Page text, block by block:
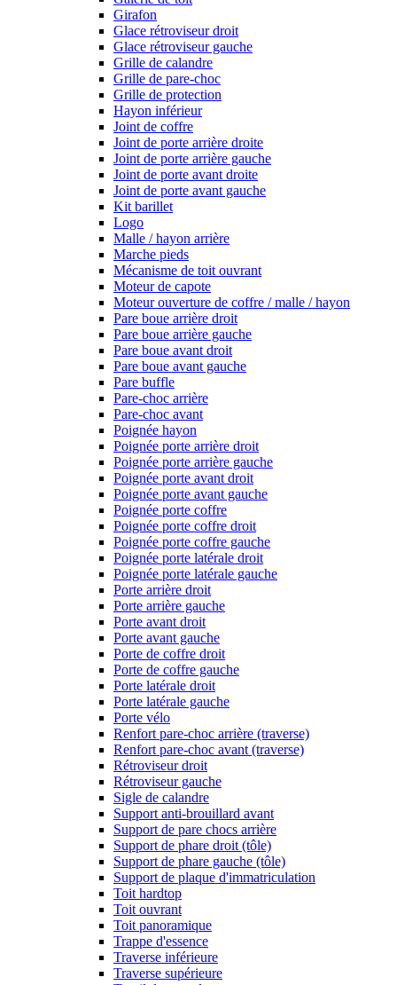
Girafon
Glace rétroviseur droit
Glace rétroviseur gauche
Grille de calandre
Grille de pare-choc
Grille de protection
Hayon inférieur
Joint de coffre
Joint de porte arrière droite
Joint de porte arrière gauche
Joint de porte avant droite
Joint de porte avant gauche
Kit barillet
Logo
Malle / hayon arrière
Marche pieds
Mécanisme de toit ouvrant
Moteur de capote
Moteur ouverture de coffre / malle / hayon
Pare boue arrière droit
Pare boue arrière gauche
Pare boue avant droit
Pare boue avant gauche
Pare buffle
Pare-choc arrière
Pare-choc avant
Poignée hayon
Poignée porte arrière droit
Poignée porte arrière gauche
Poignée porte avant droit
Poignée porte avant gauche
Poignée porte coffre
Poignée porte coffre droit
Poignée porte coffre gauche
Poignée porte latérale droit
Poignée porte latérale gauche
Porte arrière droit
Porte arrière gauche
Porte avant droit
Porte avant gauche
Porte de coffre droit
Porte de coffre gauche
Porte latérale droit
Porte latérale gauche
Porte vélo
Renfort pare-choc arrière (traverse)
Renfort pare-choc avant (traverse)
Rétroviseur droit
Rétroviseur gauche
Sigle de calandre
Support anti-brouillard avant
Support de pare chocs arrière
Support de phare droit (tôle)
Support de phare gauche (tôle)
Support de plaque d'immatriculation
Toit hardtop
Toit ouvrant
Toit panoramique
Trappe d'essence
Traverse inférieure
Traverse supérieure